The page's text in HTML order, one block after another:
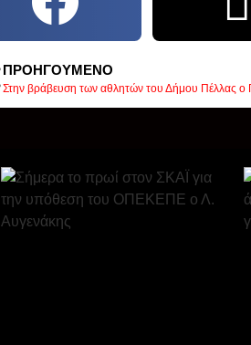
ΠΡΟΗΓΟΎΜΕΝΟ